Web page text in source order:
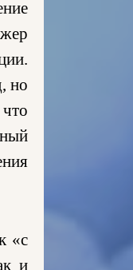
но
«с
и